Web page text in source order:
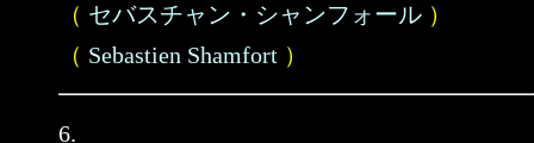
（ セバスチャン・シャンフォール ）
（ Sebastien Shamfort ）
6.